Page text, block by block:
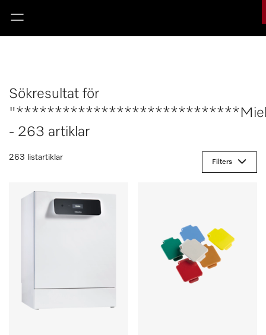
Sökresultat för
- 263 artiklar
263 listartiklar
Filters